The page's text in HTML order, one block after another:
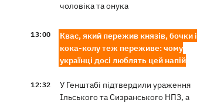
чоловіка та онука
13:00
Квас, який пережив князів, бочки і
кока-колу теж переживе: чому
українці досі люблять цей напій
12:32
У Генштабі підтвердили ураження
Ільського та Сизранського НПЗ, а